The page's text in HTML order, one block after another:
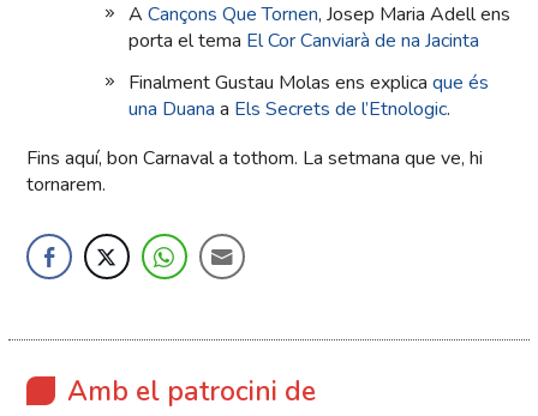
ACançons Que Tornen, Josep Maria Adell ens
porta el tema El Cor Canviarà de na Jacinta
Finalment Gustau Molas ens explicaque és
una Duana a Els Secrets de l’Etnologic.
Fins aquí, bon Carnaval a tothom. La setmana que ve, hi
tornarem.
Amb el patrocini de